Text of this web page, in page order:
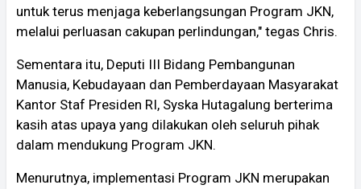
untuk terus menjaga keberlangsungan Program JKN,
melalui perluasan cakupan perlindungan," tegas Chris.
Sementara itu, Deputi III Bidang Pembangunan
Manusia, Kebudayaan dan Pemberdayaan Masyarakat
Kantor Staf Presiden RI, Syska Hutagalung berterima
kasih atas upaya yang dilakukan oleh seluruh pihak
dalam mendukung Program JKN.
Menurutnya, implementasi Program JKN merupakan